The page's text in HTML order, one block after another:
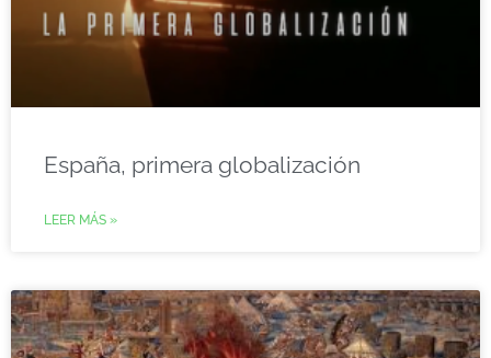
España, primera globalización
LEER MÁS »